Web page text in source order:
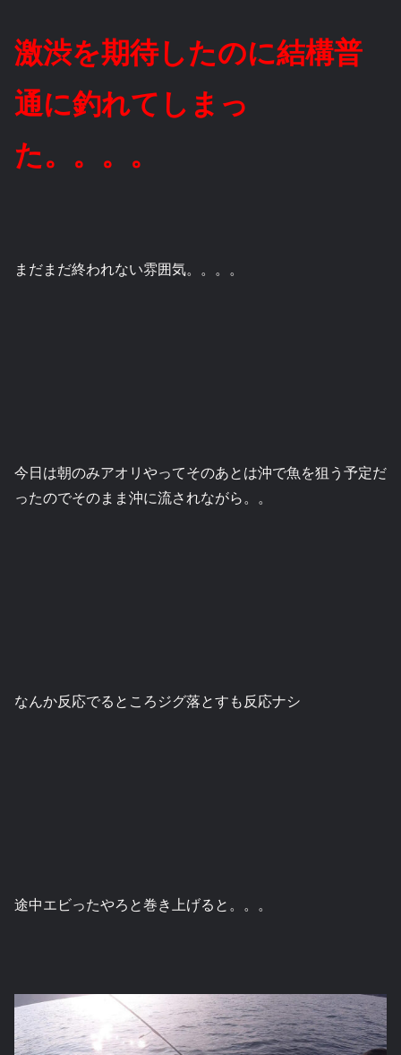
激渋を期待したのに結構普
通に釣れてしまっ
た。。。。
まだまだ終われない雰囲気。。。。
今日は朝のみアオリやってそのあとは沖で魚を狙う予定だ
ったのでそのまま沖に流されながら。。
なんか反応でるところジグ落とすも反応ナシ
途中エビったやろと巻き上げると。。。